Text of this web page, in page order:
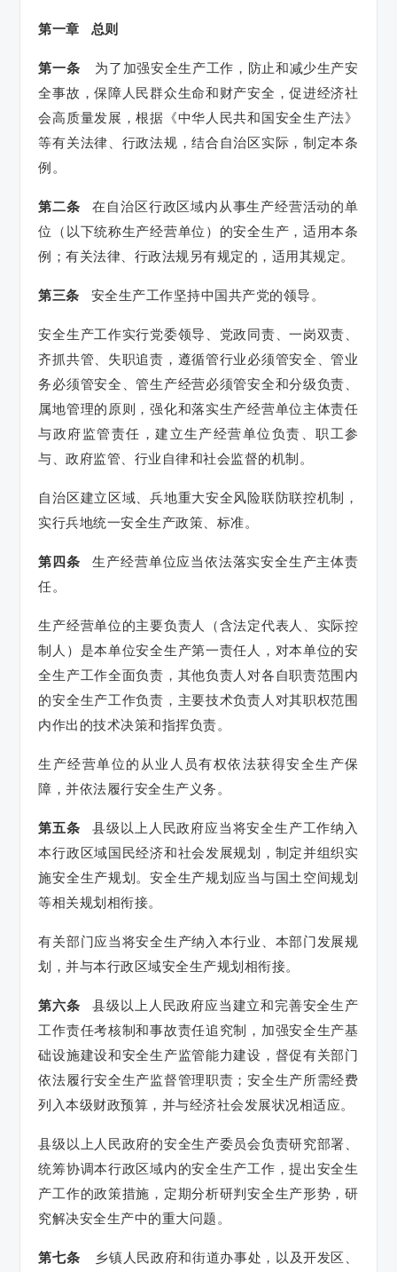
第一章 总则
第一条
为了加强安全生产工作，防止和减少生产安
全事故，保障人民群众生命和财产安全，促进经济社
会高质量发展，根据《中华人民共和国安全生产法》
等有关法律、行政法规，结合自治区实际，制定本条
例。
第二条在自治区行政区域内从事生产经营活动的单
位（以下统称生产经营单位）的安全生产，适用本条
例；有关法律、行政法规另有规定的，适用其规定。
第三条 安全生产工作坚持中国共产党的领导。
安全生产工作实行党委领导、党政同责、一岗双责、
齐抓共管、失职追责，遵循管行业必须管安全、管业
务必须管安全、管生产经营必须管安全和分级负责、
属地管理的原则，强化和落实生产经营单位主体责任
与政府监管责任，建立生产经营单位负责、职工参
与、政府监管、行业自律和社会监督的机制。
自治区建立区域、兵地重大安全风险联防联控机制，
实行兵地统一安全生产政策、标准。
第四条生产经营单位应当依法落实安全生产主体责
任。
生产经营单位的主要负责人（含法定代表人、实际控
制人）是本单位安全生产第一责任人，对本单位的安
全生产工作全面负责，其他负责人对各自职责范围内
的安全生产工作负责，主要技术负责人对其职权范围
内作出的技术决策和指挥负责。
生产经营单位的从业人员有权依法获得安全生产保
障，并依法履行安全生产义务。
第五条县级以上人民政府应当将安全生产工作纳入
本行政区域国民经济和社会发展规划，制定并组织实
施安全生产规划。安全生产规划应当与国土空间规划
等相关规划相衔接。
有关部门应当将安全生产纳入本行业、本部门发展规
划，并与本行政区域安全生产规划相衔接。
第六条县级以上人民政府应当建立和完善安全生产
工作责任考核制和事故责任追究制，加强安全生产基
础设施建设和安全生产监管能力建设，督促有关部门
依法履行安全生产监督管理职责；安全生产所需经费
列入本级财政预算，并与经济社会发展状况相适应。
县级以上人民政府的安全生产委员会负责研究部署、
统筹协调本行政区域内的安全生产工作，提出安全生
产工作的政策措施，定期分析研判安全生产形势，研
究解决安全生产中的重大问题。
第七条
乡镇人民政府和街道办事处，以及开发区、